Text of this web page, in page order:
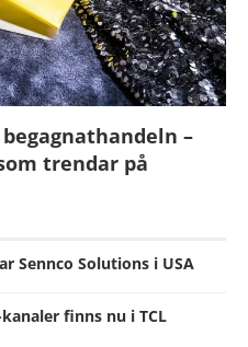
–
trendar på
Sennco Solutions i USA
kanaler finns nu i TCL